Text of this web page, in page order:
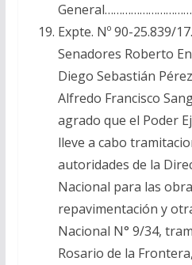
Expte. Nº 90-25.839/
Senadores Roberto
Diego Sebastián
Alfredo Francisco
agrado que el Poder
lleve a cabo
autoridades de la
Nacional para las
repavimentación y
Nacional N° 9/34,
Rosario de la